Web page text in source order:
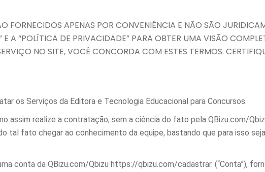
FORNECIDOS APENAS POR CONVENIÊNCIA E NÃO SÃO
A “POLÍTICA DE PRIVACIDADE” PARA OBTER UMA VISÃO
NO SITE, VOCÊ CONCORDA COM ESTES TERMOS.
os Serviços da Editora e Tecnologia Educacional para Concursos.
assim realize a contratação, sem a ciência do fato pela QBizu.com/
tal fato chegar ao conhecimento da equipe, bastando que para isso
conta da QBizu.com/Qbizu https://qbizu.com/cadastrar. (“Conta”),